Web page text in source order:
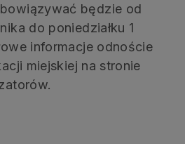
będzie od
do poniedziałku 1
informacje odnoście
miejskiej na stronie